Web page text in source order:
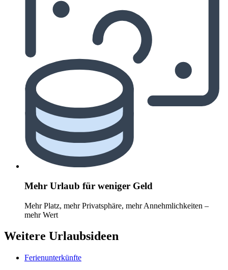
Mehr Urlaub für weniger Geld
Mehr Platz, mehr Privatsphäre, mehr Annehmlichkeiten –
mehr Wert
Weitere Urlaubsideen
Ferienunterkünfte